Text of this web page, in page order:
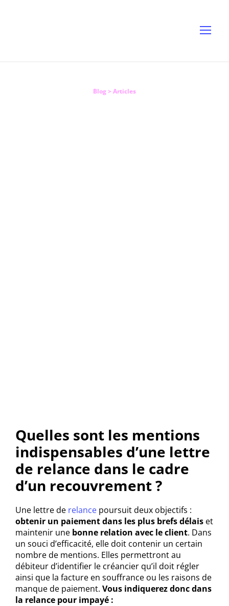
Blog> Articles
Quelles sont les mentions
indispensables d’une lettre
de relance dans le cadre
d’un recouvrement ?
Une lettre de relance poursuit deux objectifs :
obtenir un paiement dans les plus brefs délais et
maintenir une bonne relation avec le client. Dans
un souci d’efficacité, elle doit contenir un certain
nombre de mentions. Elles permettront au
débiteur d’identifier le créancier qu’il doit régler
ainsi que la facture en souffrance ou les raisons de
manque de paiement. Vous indiquerez donc dans
la relance pour impayé :